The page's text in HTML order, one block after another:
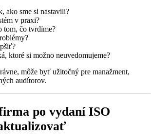
ako sme si nastavili?
v praxi?
tom, čo tvrdíme?
ktoré si možno neuvedomujeme?
môže byť užitočný pre manažment,
audítorov.
po vydaní ISO